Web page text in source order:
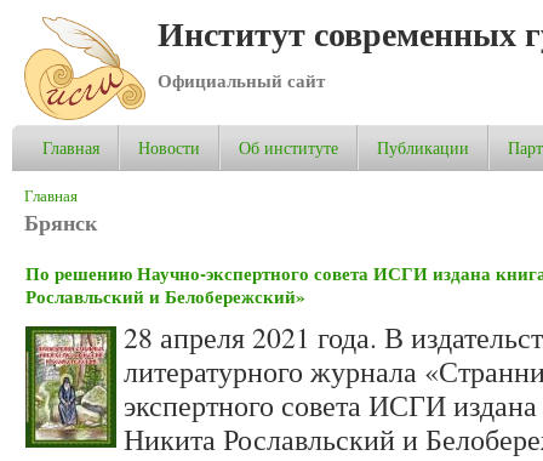
Институт современных
Официальный сайт
Главная Новости Об институте Публикации
Вы здесь
Главная
Брянск
По решению Научно-экспертного совета ИСГИ издана
Рославльский и Белобережский»
28 апреля 2021 года. В
литературного журнала
экспертного совета ИСГИ
Никита Рославльский и